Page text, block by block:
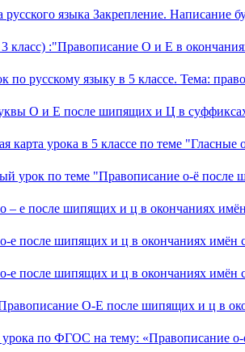
русского языка Закрепление.
класс) :"Правописание О и Е в
по русскому языку в 5 классе. Тема:
О и Е после шипящих и Ц в
карта урока в 5 классе по теме
урок по теме "Правописание о-ё после
– е после шипящих и ц в окончаниях
е после шипящих и ц в окончаниях имён
е после шипящих и ц в окончаниях имён
О-Е после шипящих и ц в
по ФГОС на тему: «Правописание